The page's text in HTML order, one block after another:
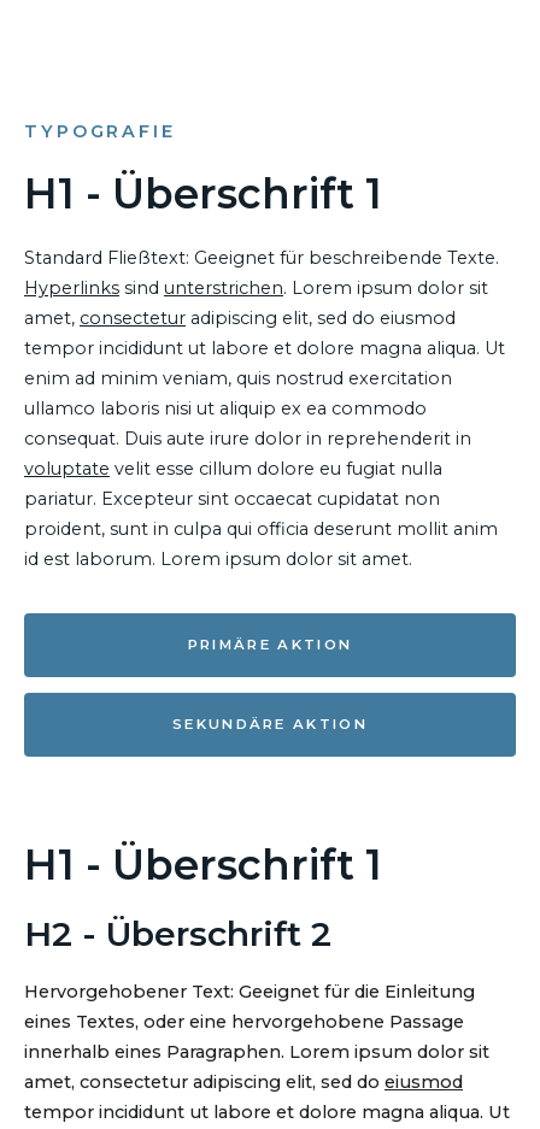
TYPOGRAFIE
H1 - Überschrift 1
Standard Fließtext: Geeignet für beschreibende Texte.
Hyperlinks sind unterstrichen. Lorem ipsum dolor sit
amet, consectetur adipiscing elit, sed do eiusmod
tempor incididunt ut labore et dolore magna aliqua. Ut
enim ad minim veniam, quis nostrud exercitation
ullamco laboris nisi ut aliquip ex ea commodo
consequat. Duis aute irure dolor in reprehenderit in
voluptate velit esse cillum dolore eu fugiat nulla
pariatur. Excepteur sint occaecat cupidatat non
proident, sunt in culpa qui officia deserunt mollit anim
id est laborum. Lorem ipsum dolor sit amet.
PRIMÄRE AKTION
SEKUNDÄRE AKTION
H1 - Überschrift 1
H2 - Überschrift 2
Hervorgehobener Text: Geeignet für die Einleitung
eines Textes, oder eine hervorgehobene Passage
innerhalb eines Paragraphen. Lorem ipsum dolor sit
amet, consectetur adipiscing elit, sed do eiusmod
tempor incididunt ut labore et dolore magna aliqua. Ut